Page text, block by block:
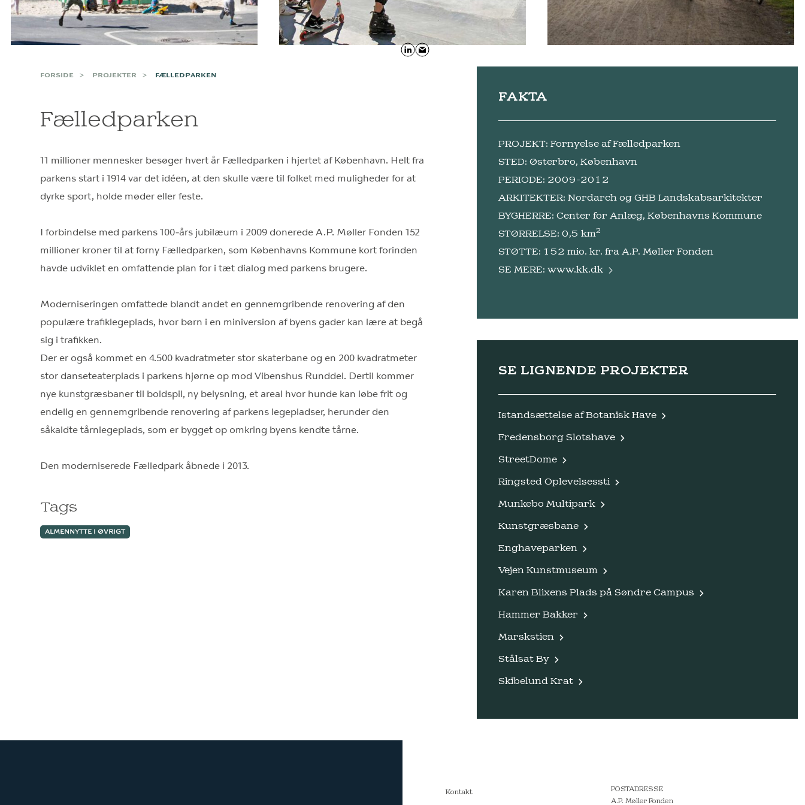
FORSIDE PROJEKTER FÆLLEDPARKEN
Fælledparken
11 millioner mennesker besøger hvert år Fælledparken i hjertet af København. Helt fra
parkens start i 1914 var det idéen, at den skulle være til folket med muligheder for at
dyrke sport, holde møder eller feste.
I forbindelse med parkens 100-års jubilæum i 2009 donerede A.P. Møller Fonden 152
millioner kroner til at forny Fælledparken, som Københavns Kommune kort forinden
havde udviklet en omfattende plan for i tæt dialog med parkens brugere.
Moderniseringen omfattede blandt andet en gennemgribende renovering af den
populære trafiklegeplads, hvor børn i en miniversion af byens gader kan lære at begå
sig i trafikken.
Der er også kommet en 4.500 kvadratmeter stor skaterbane og en 200 kvadratmeter
stor danseteaterplads i parkens hjørne op mod Vibenshus Runddel. Dertil kommer
nye kunstgræsbaner til boldspil, ny belysning, et areal hvor hunde kan løbe frit og
endelig en gennemgribende renovering af parkens legepladser, herunder den
såkaldte tårnlegeplads, som er bygget op omkring byens kendte tårne.
Den moderniserede Fælledpark åbnede i 2013.
Tags
ALMENNYTTE I ØVRIGT
FAKTA
PROJEKT: Fornyelse af Fælledparken
STED: Østerbro, København
PERIODE: 2009-2012
ARKITEKTER: Nordarch og GHB Landskabsarkitekter
BYGHERRE: Center for Anlæg, Københavns Kommune
STØRRELSE: 0,5 km2
STØTTE: 152 mio. kr. fra A.P. Møller Fonden
SE MERE: www.kk.dk
SE LIGNENDE PROJEKTER
Istandsættelse af Botanisk Have
Fredensborg Slotshave
StreetDome
Ringsted Oplevelsessti
Munkebo Multipark
Kunstgræsbane
Enghaveparken
Vejen Kunstmuseum
Karen Blixens Plads på Søndre Campus
Hammer Bakker
Marskstien
Stålsat By
Skibelund Krat
Kontakt
POSTADRESSE
A.P. Møller Fonden